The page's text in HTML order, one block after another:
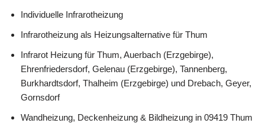
Individuelle Infrarotheizung
Infrarotheizung als Heizungsalternative für Thum
Infrarot Heizung für Thum, Auerbach (Erzgebirge),
Ehrenfriedersdorf, Gelenau (Erzgebirge), Tannenberg,
Burkhardtsdorf, Thalheim (Erzgebirge) und Drebach, Geyer,
Gornsdorf
Wandheizung, Deckenheizung & Bildheizung in 09419 Thum